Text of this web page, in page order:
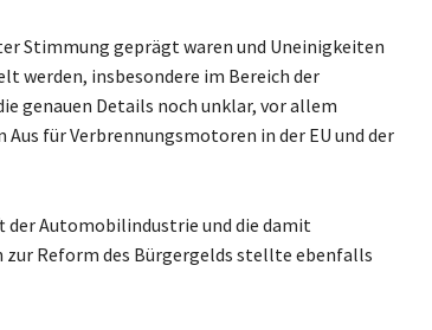
Stimmung geprägt waren und Uneinigkeiten
werden, insbesondere im Bereich der
genauen Details noch unklar, vor allem
für Verbrennungsmotoren in der EU und der
der Automobilindustrie und die damit
zur Reform des Bürgergelds stellte ebenfalls